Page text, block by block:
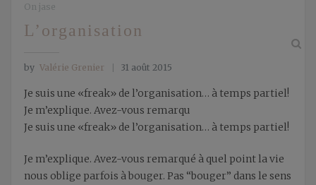
On jase
L’organisation
by Valérie Grenier 31 août 2015
Je suis une «freak» de l’organisation… à temps partiel!
Je m’explique. Avez-vous remarqu
Je suis une «freak» de l’organisation… à temps partiel!
Je m’explique. Avez-vous remarqué à quel point la vie
nous oblige parfois à bouger. Pas “bouger” dans le sens